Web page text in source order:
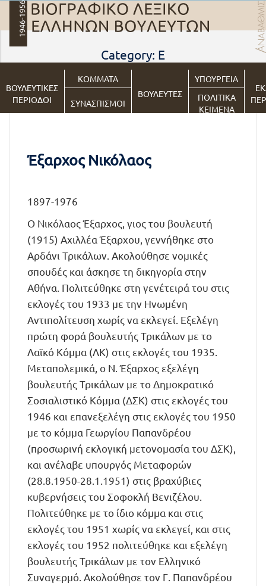
ΒΟΥΛΕΥΤΙΚΕΣ
ΠΕΡΙΟΔΟΙ
ΚΟΜΜΑΤΑ
ΒΟΥΛΕΥΤΕΣ
ΥΠΟΥΡΓΕΙΑ
ΣΥΝΑΣΠΙΣΜΟΙ
ΠΟΛΙΤΙΚΑ
ΚΕΙΜΕΝΑ
Category: Ε
Έξαρχος Νικόλαος
1897-1976
Ο Νικόλαος Έξαρχος, γιος του βουλευτή
(1915) Αχιλλέα Έξαρχου, γεννήθηκε στο
Αρδάνι Τρικάλων. Ακολούθησε νομικές
σπουδές και άσκησε τη δικηγορία στην
Αθήνα. Πολιτεύθηκε στη γενέτειρά του στις
εκλογές του 1933 με την Ηνωμένη
Αντιπολίτευση χωρίς να εκλεγεί. Εξελέγη
πρώτη φορά βουλευτής Τρικάλων με το
Λαϊκό Κόμμα (ΛΚ) στις εκλογές του 1935.
Μεταπολεμικά, ο Ν. Έξαρχος εξελέγη
βουλευτής Τρικάλων με το Δημοκρατικό
Σοσιαλιστικό Κόμμα (ΔΣΚ) στις εκλογές του
1946 και επανεξελέγη στις εκλογές του 1950
με το κόμμα Γεωργίου Παπανδρέου
(προσωρινή εκλογική μετονομασία του ΔΣΚ),
και ανέλαβε υπουργός Μεταφορών
(28.8.1950-28.1.1951) στις βραχύβιες
κυβερνήσεις του Σοφοκλή Βενιζέλου.
Πολιτεύθηκε με το ίδιο κόμμα και στις
εκλογές του 1951 χωρίς να εκλεγεί, και στις
εκλογές του 1952 πολιτεύθηκε και εξελέγη
βουλευτής Τρικάλων με τον Ελληνικό
Συναγερμό. Ακολούθησε τον Γ. Παπανδρέου